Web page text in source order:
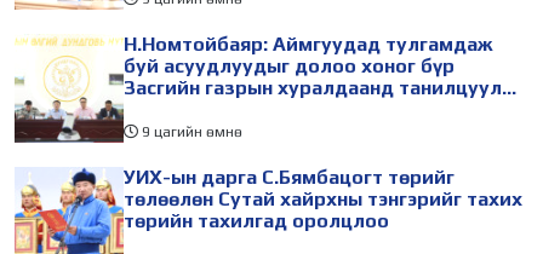
Н.Номтойбаяр: Аймгуудад тулгамдаж
буй асуудлуудыг долоо хоног бүр
Засгийн газрын хуралдаанд танилцуулж,
9 цагийн өмнө
УИХ-ын дарга С.Бямбацогт төрийг
төлөөлөн Сутай хайрхны тэнгэрийг тахих
төрийн тахилгад оролцлоо